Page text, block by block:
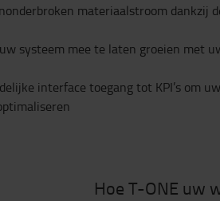
materiaalstroom dankzij
systeem mee te laten groeien met
interface toegang tot KPI’s om uw
Hoe T-ONE uw